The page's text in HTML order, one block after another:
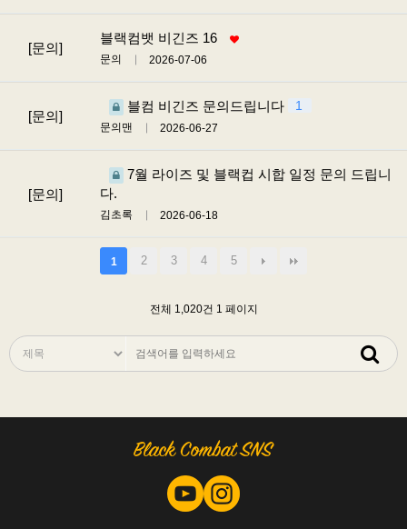
[문의]
블랙컴뱃 비긴즈 16
문의 2026-07-06
[문의]
블컴 비긴즈 문의드립니다 1
문의맨 2026-06-27
[문의]
7월 라이즈 및 블랙컵 시합 일정 문의 드립니
다.
김초록 2026-06-18
1 2 3 4 5
전체 1,020건 1 페이지